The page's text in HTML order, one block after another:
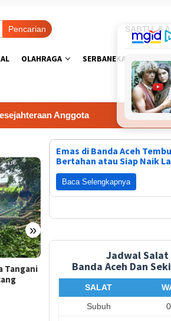
Pencarian SABTU, 8
OLAHRAGA SERBANEKA FOTO
Anggota Tindak Lanjut
»
Tangani
Pembangunan Jembatan
Gantung Terus Di Kebut
Emas di Banda Aceh
Bertahan atau Siap Naik
Baca Selengkapnya
Jadwal Salat
Banda Aceh Dan
SALAT
Subuh